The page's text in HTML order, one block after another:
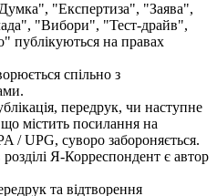
"Експертиза", "Заява",
"Вибори", "Тест-драйв",
на правах
спільно з
передрук, чи наступне
містить посилання на
/ UPG, суворо забороняється.
Я-Корреспондент є автор
та відтворення